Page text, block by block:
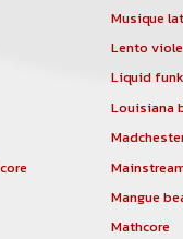
Musique
Lento
Liquid funk
Louisiana
Mangue
Mathcore
du site, et
de
sera totalement
sur le site.
service de petites
vous est proposé
service permet,
ou un
DJ, etc... de chercher